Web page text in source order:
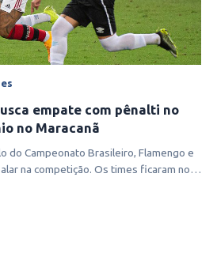
empate com pênalti no
no Maracanã
do Campeonato Brasileiro, Flamengo e
na competição. Os times ficaram no